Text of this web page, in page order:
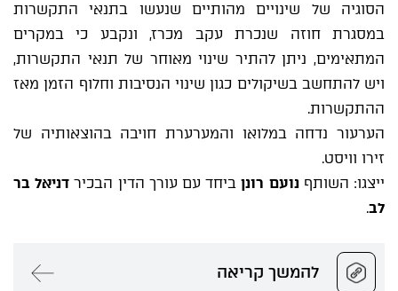
הסוגיה של שינויים מהותיים שנעשו בתנאי התקשרות
במסגרת חוזה שנכרת עקב מכרז, ונקבע כי במקרים
המתאימים, ניתן להתיר שינוי מאוחר של תנאי התקשרות,
ויש להתחשב בשיקולים כגון שינוי הנסיבות וחלוף הזמן מאז
ההתקשרות.
הערעור נדחה במלואו והמערערת חויבה בהוצאותיה של
זירו וויסט.
ייצגו: השותףנועם רונןביחד עם עורך הדין הבכיר דניאל בר
לב.
להמשך קריאה